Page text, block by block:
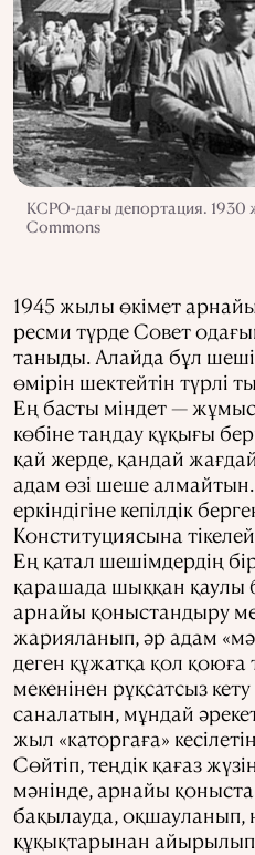
КСРО-дағы депортация. 1930
Commons
1945 жылы өкімет
ресми түрде Совет
таныды. Алайда бұл
өмірін шектейтін түрлі
Ең басты міндет — жұмыс
көбіне таңдау құқығы
қай жерде, қандай
адам өзі шеше алмайтын.
еркіндігіне кепілдік
Конституциясына
Ең қатал шешімдердің
қарашада шыққан қаулы
арнайы қоныстандыру
жарияланып, әр адам
деген құжатқа қол қоюға
мекенінен рұқсатсыз
саналатын, мұндай
жыл «каторгаға»
Сөйтіп, теңдік қағаз
мәнінде, арнайы
бақылауда, оқшауланып,
құқықтарынан айырылып